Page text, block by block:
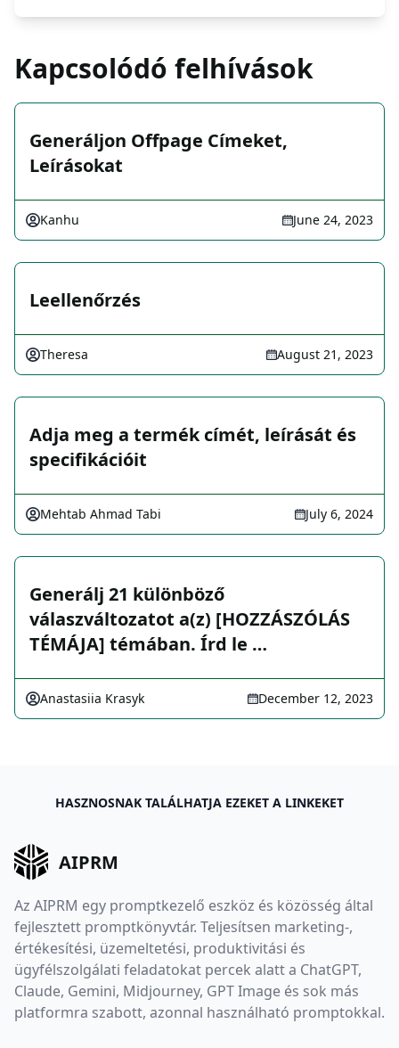
Kapcsolódó felhívások
Generáljon Offpage Címeket,
Leírásokat
Kanhu June 24, 2023
Leellenőrzés
Theresa August 21, 2023
Adja meg a termék címét, leírását és
specifikációit
Mehtab Ahmad Tabi July 6, 2024
Generálj 21 különböző
válaszváltozatot a(z) [HOZZÁSZÓLÁS
TÉMÁJA] témában. Írd le …
Anastasiia Krasyk December 12, 2023
HASZNOSNAK TALÁLHATJA EZEKET A LINKEKET
AIPRM
Az AIPRM egy promptkezelő eszköz és közösség által
fejlesztett promptkönyvtár. Teljesítsen marketing-,
értékesítési, üzemeltetési, produktivitási és
ügyfélszolgálati feladatokat percek alatt a ChatGPT,
Claude, Gemini, Midjourney, GPT Image és sok más
platformra szabott, azonnal használható promptokkal.